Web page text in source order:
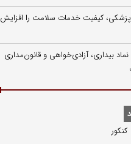
کیفیت خدمات سلامت را افزایش
بیداری، آزادی‌خواهی و قانون‌مداری